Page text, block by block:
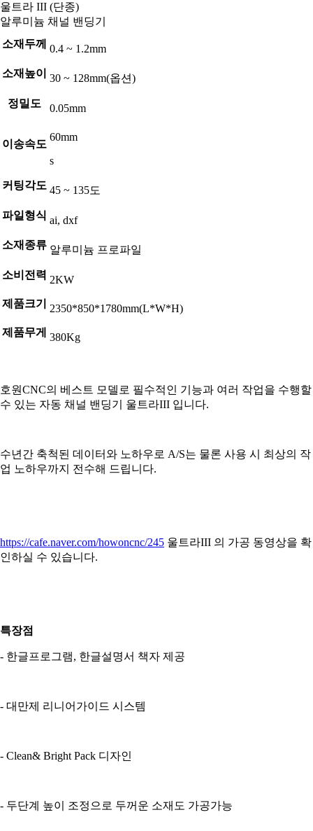
울트라 III (단종)
알루미늄 채널 밴딩기
소재두께 0.4 ~ 1.2mm
소재높이 30 ~ 128mm(옵션)
정밀도 0.05mm
이송속도
60mm
s
커팅각도 45 ~ 135도
파일형식 ai, dxf
소재종류 알루미늄 프로파일
소비전력 2KW
제품크기 2350*850*1780mm(L*W*H)
제품무게 380Kg
호원CNC의 베스트 모델로 필수적인 기능과 여러 작업을 수행할
수 있는 자동 채널 밴딩기 울트라III 입니다.
수년간 축척된 데이터와 노하우로 A/S는 물론 사용 시 최상의 작
업 노하우까지 전수해 드립니다.
https://cafe.naver.com/howoncnc/245 울트라III 의 가공 동영상을 확
인하실 수 있습니다.
특장점
- 한글프로그램, 한글설명서 책자 제공
- 대만제 리니어가이드 시스템
- Clean& Bright Pack 디자인
- 두단계 높이 조정으로 두꺼운 소재도 가공가능